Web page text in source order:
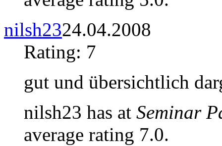
nilsh2324.04.2008
Rating: 7
gut und übersichtlich
nilsh23 has at Seminar
average rating 7.0.